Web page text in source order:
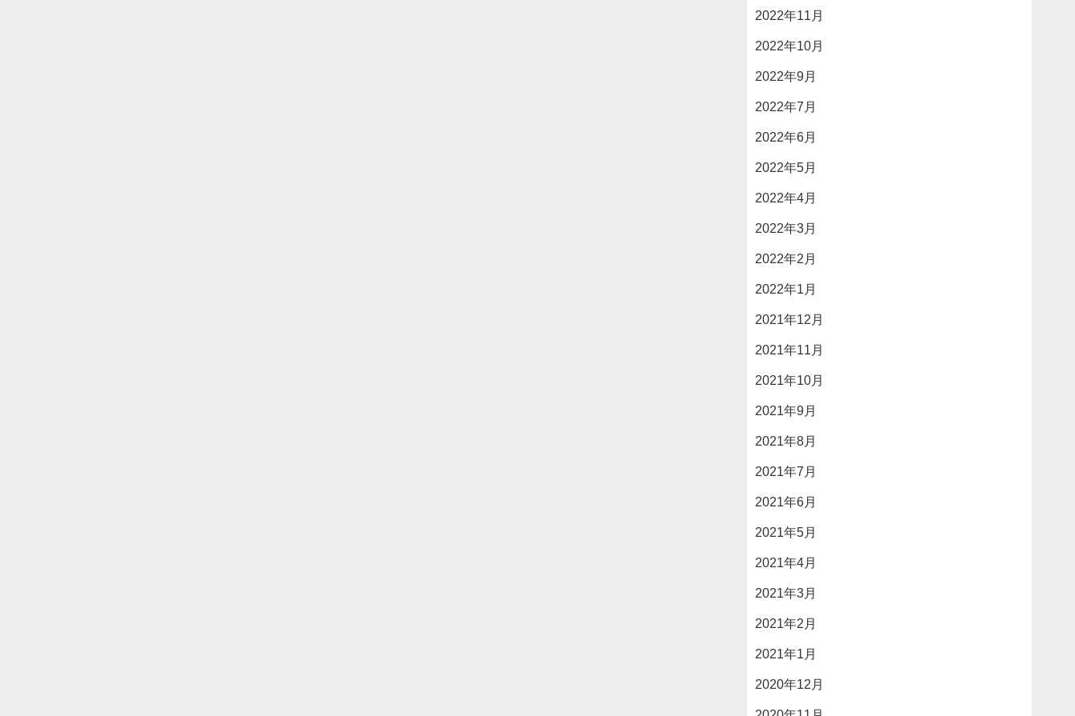
2022年11月
2022年10月
2022年9月
2022年7月
2022年6月
2022年5月
2022年4月
2022年3月
2022年2月
2022年1月
2021年12月
2021年11月
2021年10月
2021年9月
2021年8月
2021年7月
2021年6月
2021年5月
2021年4月
2021年3月
2021年2月
2021年1月
2020年12月